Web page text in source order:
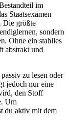
im
Staatsexamen
Die größte
sondern
Ohne ein stabiles
abstrakt und
zu lesen oder
jedoch nur eine
den Stoff
Um
du aktiv mit dem